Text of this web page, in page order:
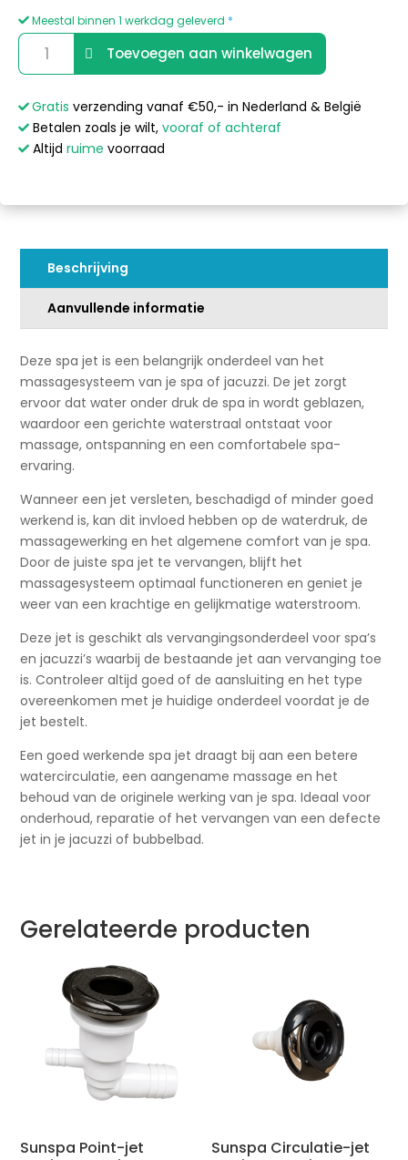
Meestal binnen 1 werkdag geleverd *
Sunspa
Rota-
Hurricane
serie
aantal
Toevoegen aan winkelwagen
e
i
e
Gratis verzending vanaf €50,- in Nederland & België
Betalen zoals je wilt, vooraf of achteraf
Altijd ruime voorraad
Beschrijving
Aanvullende informatie
Deze spa jet is een belangrijk onderdeel van het
massagesysteem van je spa of jacuzzi. De jet zorgt
ervoor dat water onder druk de spa in wordt geblazen,
waardoor een gerichte waterstraal ontstaat voor
massage, ontspanning en een comfortabele spa-
ervaring.
Wanneer een jet versleten, beschadigd of minder goed
werkend is, kan dit invloed hebben op de waterdruk, de
massagewerking en het algemene comfort van je spa.
Door de juiste spa jet te vervangen, blijft het
massagesysteem optimaal functioneren en geniet je
weer van een krachtige en gelijkmatige waterstroom.
Deze jet is geschikt als vervangingsonderdeel voor spa’s
en jacuzzi’s waarbij de bestaande jet aan vervanging toe
is. Controleer altijd goed of de aansluiting en het type
overeenkomen met je huidige onderdeel voordat je de
jet bestelt.
Een goed werkende spa jet draagt bij aan een betere
watercirculatie, een aangename massage en het
behoud van de originele werking van je spa. Ideaal voor
onderhoud, reparatie of het vervangen van een defecte
jet in je jacuzzi of bubbelbad.
Gerelateerde producten
Sunspa Point-jet
Sunspa Circulatie-jet